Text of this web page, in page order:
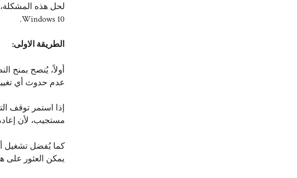
لحل هذه
Windows 10.
الطريقة الاولى:
أولاً، يُنصح بمنح
عدم حدوث أي
إذا استمر توقف
مستجيب، لأن
يمكن العثور على